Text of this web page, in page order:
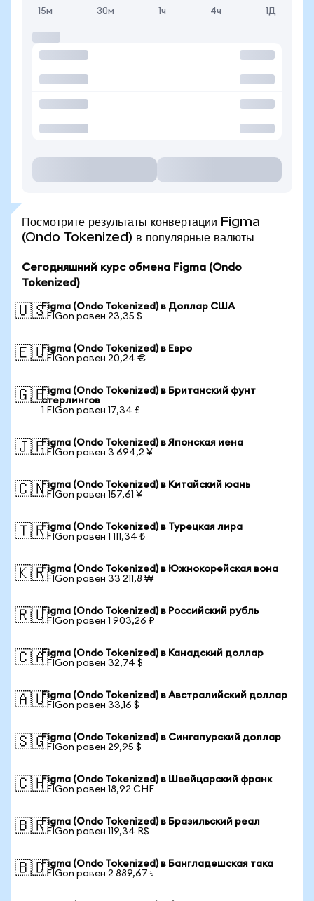
15м 30м 1ч 4ч 1Д
Посмотрите результаты конвертации Figma
(Ondo Tokenized) в популярные валюты
Сегодняшний курс обмена Figma (Ondo
Tokenized)
🇺🇸Figma (Ondo Tokenized) в Доллар США
1 FIGon равен 23,35 $
🇪🇺Figma (Ondo Tokenized) в Евро
1 FIGon равен 20,24 €
🇬🇧Figma (Ondo Tokenized) в Британский фунт
стерлингов
1 FIGon равен 17,34 £
🇯🇵Figma (Ondo Tokenized) в Японская иена
1 FIGon равен 3 694,2 ¥
🇨🇳Figma (Ondo Tokenized) в Китайский юань
1 FIGon равен 157,61 ¥
🇹🇷Figma (Ondo Tokenized) в Турецкая лира
1 FIGon равен 1 111,34 ₺
🇰🇷Figma (Ondo Tokenized) в Южнокорейская вона
1 FIGon равен 33 211,8 ₩
🇷🇺Figma (Ondo Tokenized) в Российский рубль
1 FIGon равен 1 903,26 ₽
🇨🇦Figma (Ondo Tokenized) в Канадский доллар
1 FIGon равен 32,74 $
🇦🇺Figma (Ondo Tokenized) в Австралийский доллар
1 FIGon равен 33,16 $
🇸🇬Figma (Ondo Tokenized) в Сингапурский доллар
1 FIGon равен 29,95 $
🇨🇭Figma (Ondo Tokenized) в Швейцарский франк
1 FIGon равен 18,92 CHF
🇧🇷Figma (Ondo Tokenized) в Бразильский реал
1 FIGon равен 119,34 R$
🇧🇩Figma (Ondo Tokenized) в Бангладешская така
1 FIGon равен 2 889,67 ৳